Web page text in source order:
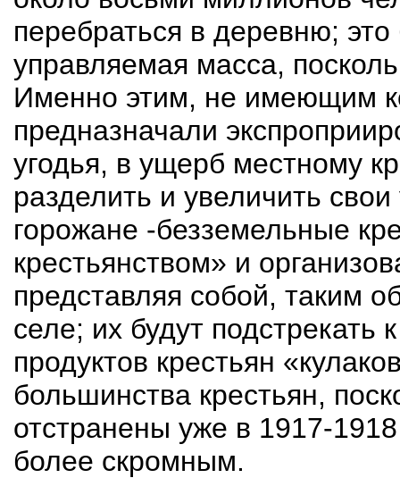
перебраться в деревню;
управляемая масса,
Именно этим, не имеющим
предназначали
угодья, в ущерб местному
разделить и увеличить
горожане -безземельные
крестьянством» и
представляя собой, таким
селе; их будут
продуктов крестьян
большинства крестьян,
отстранены уже в 1917-
более скромным.